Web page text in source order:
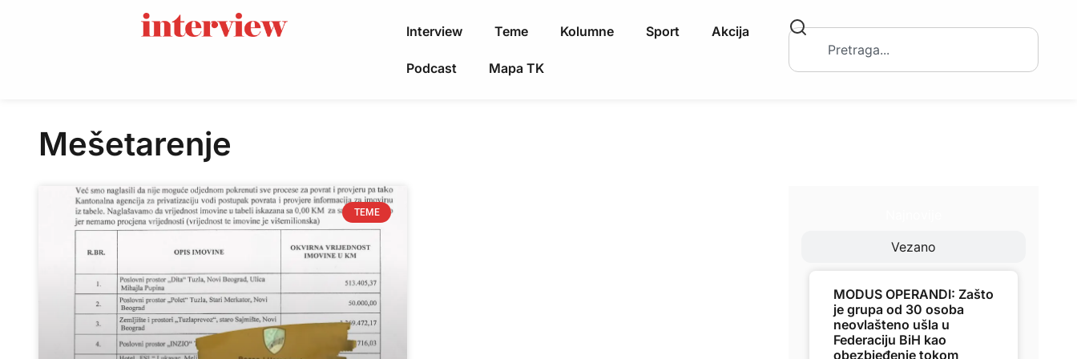
Interview Teme Kolumne Sport Akcija
Podcast Mapa TK
Mešetarenje
TEME
Vezano
MODUS OPERANDI: Zašto
je grupa od 30 osoba
neovlašteno ušla u
Federaciju BiH kao
obezbjeđenje tokom